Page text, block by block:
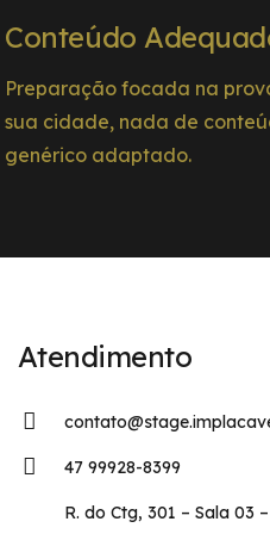
Conteúdo
Preparação focada na
sua cidade, nada de
genérico adaptado.
Atendimento
47 99928-8399
R. do Ctg, 301 – Sala 03